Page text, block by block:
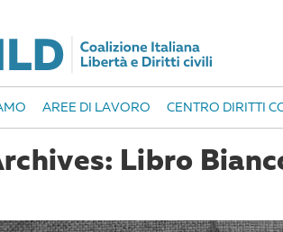
AREE DI LAVORO CENTRO DIRITTI
Libro